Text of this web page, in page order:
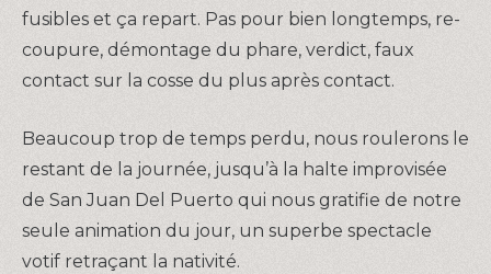
fusibles et ça repart. Pas pour bien longtemps, re-
coupure, démontage du phare, verdict, faux
contact sur la cosse du plus après contact.
Beaucoup trop de temps perdu, nous roulerons le
restant de la journée, jusqu’à la halte improvisée
de San Juan Del Puerto qui nous gratifie de notre
seule animation du jour, un superbe spectacle
votif retraçant la nativité.